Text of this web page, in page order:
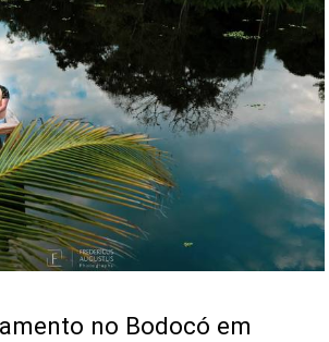
no Bodocó em